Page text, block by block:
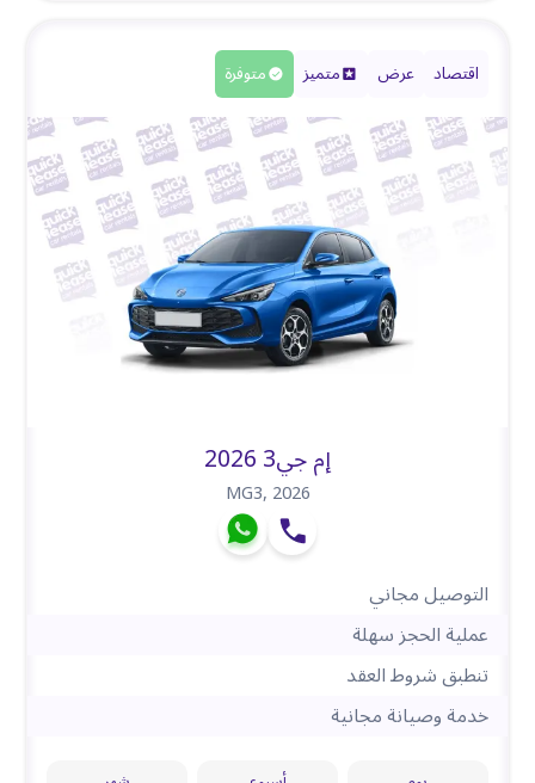
اقتصاد عرض متميز متوفرة
إم جي3 2026
MG3,2026
التوصيل مجاني
عملية الحجز سهلة
تنطبق شروط العقد
خدمة وصيانة مجانية